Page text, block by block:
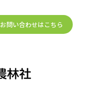
お問い合わせはこちら